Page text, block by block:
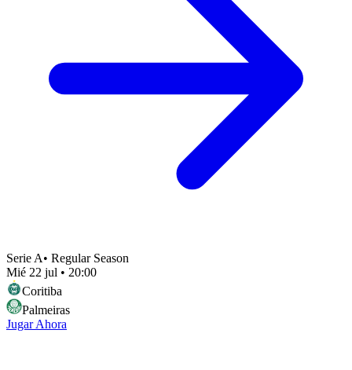
Serie A• Regular Season
Mié 22 jul • 20:00
Coritiba
Palmeiras
Jugar Ahora